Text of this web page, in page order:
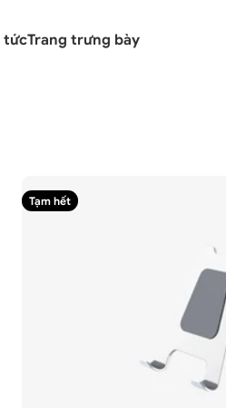
tứcTrang trưng bày
Tạm hết